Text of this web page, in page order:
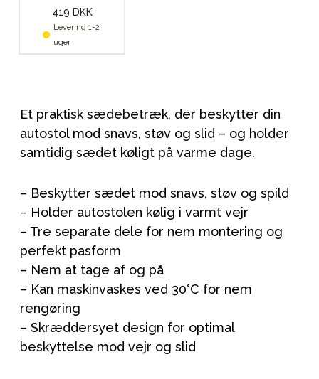
419 DKK
Levering 1-2
uger
Et praktisk sædebetræk, der beskytter din
autostol mod snavs, støv og slid – og holder
samtidig sædet køligt på varme dage.
– Beskytter sædet mod snavs, støv og spild
– Holder autostolen kølig i varmt vejr
– Tre separate dele for nem montering og
perfekt pasform
– Nem at tage af og på
– Kan maskinvaskes ved 30°C for nem
rengøring
– Skræddersyet design for optimal
beskyttelse mod vejr og slid